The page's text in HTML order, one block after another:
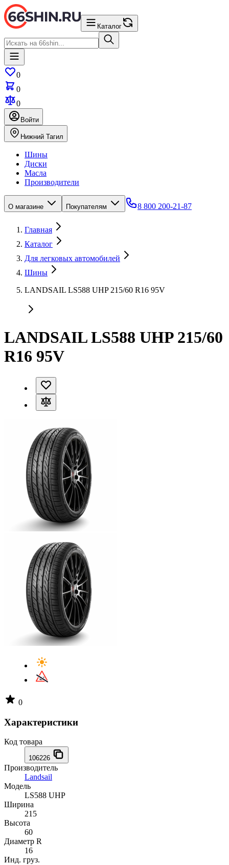
Каталог
0
0
0
Войти
Нижний Тагил
Шины
Диски
Масла
Производители
О магазине Покупателям 8 800 200-21-87
Главная
Каталог
Для легковых автомобилей
Шины
LANDSAIL LS588 UHP 215/60 R16 95V
LANDSAIL LS588 UHP 215/60
R16 95V
0
Характеристики
Код товара
106226
Производитель
Landsail
Модель
LS588 UHP
Ширина
215
Высота
60
Диаметр R
16
Инд. груз.